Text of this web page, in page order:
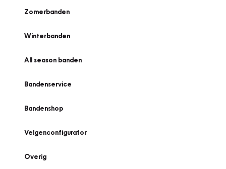
Zomerbanden
Winterbanden
All season banden
Bandenservice
Bandenshop
Velgenconfigurator
Overig